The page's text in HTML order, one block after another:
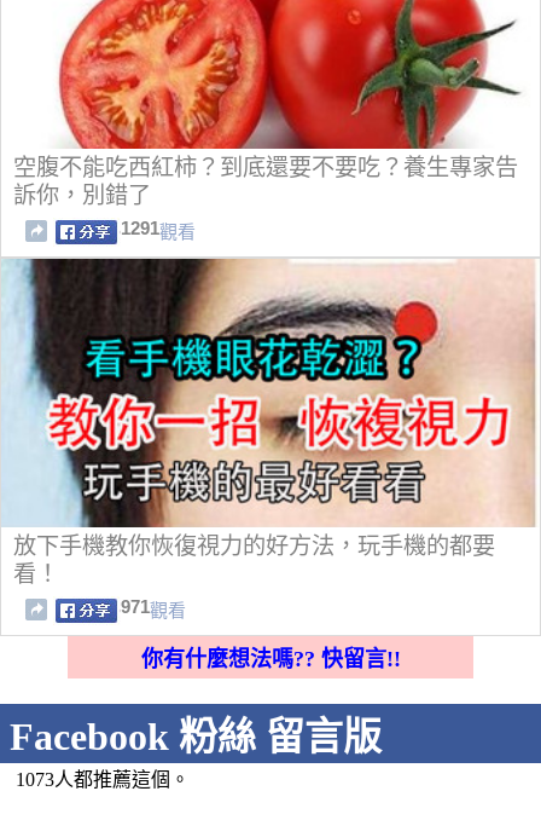
空腹不能吃西紅柿？到底還要不要吃？養生專家告
訴你，別錯了
1291觀看
放下手機教你恢復視力的好方法，玩手機的都要
看！
971觀看
你有什麼想法嗎?? 快留言!!
Facebook 粉絲 留言版
1073人都推薦這個。